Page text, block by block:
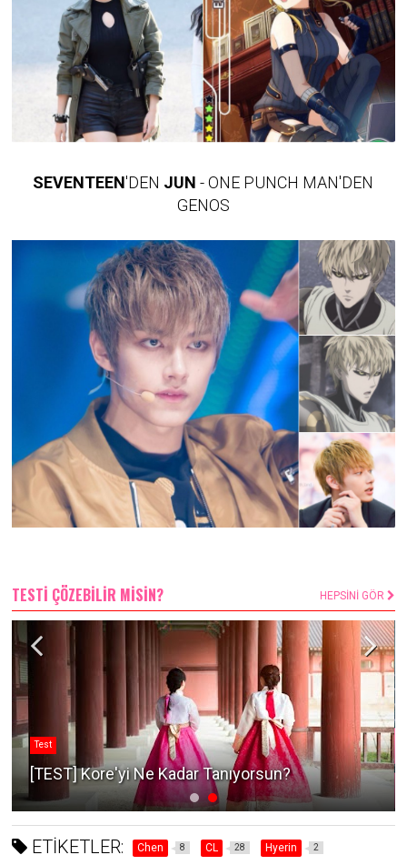
SEVENTEEN'DEN JUN - ONE PUNCH MAN'DEN
GENOS
TESTİ ÇÖZEBİLİR MİSİN? HEPSİNİ GÖR
Test
[TEST] Kore'yi Ne Kadar Tanıyorsun?
ETİKETLER: Chen 8 CL 28 Hyerin 2